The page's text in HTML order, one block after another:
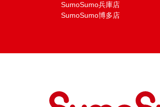
SumoSumo兵庫店
SumoSumo博多店